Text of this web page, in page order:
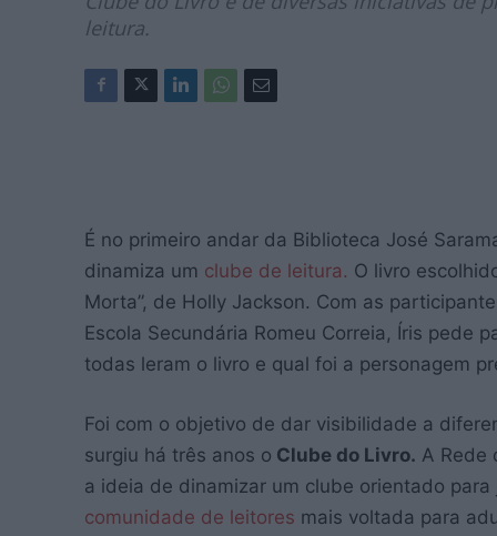
leitura.
É no primeiro andar da Biblioteca José
dinamiza um clube de leitura. O livro
Morta”, de Holly Jackson. Com as
Escola Secundária Romeu Correia, Íris pede
todas leram o livro e qual foi a personagem
Foi com o objetivo de dar visibilidade a
surgiu há três anos o Clube do Livro. A Rede
a ideia de dinamizar um clube orientado
comunidade de leitores mais voltada para